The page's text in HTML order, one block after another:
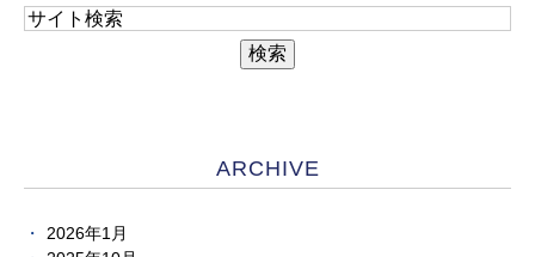
ARCHIVE
2026年1月